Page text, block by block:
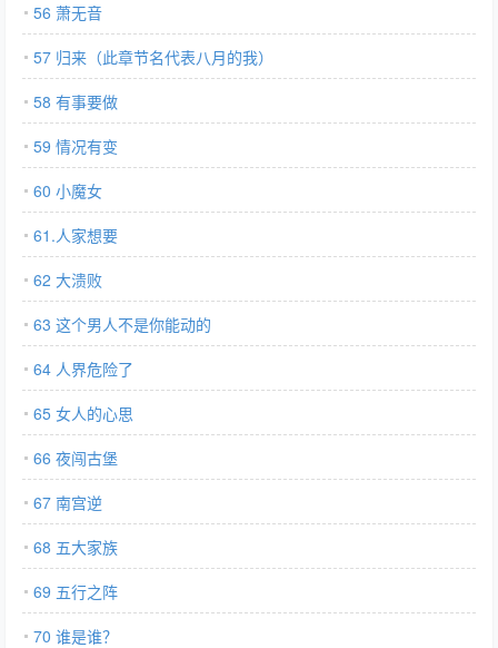
56 萧无音
57 归来（此章节名代表八月的我）
58 有事要做
59 情况有变
60 小魔女
61.人家想要
62 大溃败
63 这个男人不是你能动的
64 人界危险了
65 女人的心思
66 夜闯古堡
67 南宫逆
68 五大家族
69 五行之阵
70 谁是谁？